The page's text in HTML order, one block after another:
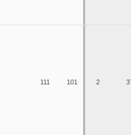
111 101 2